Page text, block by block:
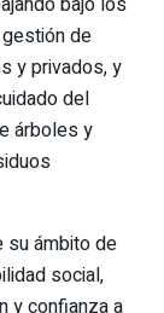
gestión de
y privados, y
del
árboles y
su ámbito de
social,
y confianza a